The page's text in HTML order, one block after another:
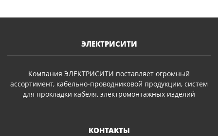
ЭЛЕКТРИСИТИ
Компания ЭЛЕКТРИСИТИ поставляет огромный
ассортимент, кабельно-проводниковой продукции, систем
для прокладки кабеля, электромонтажных изделий
КОНТАКТЫ